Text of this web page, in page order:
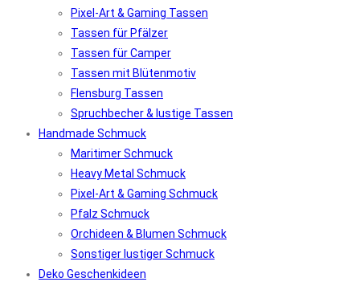
Pixel-Art & Gaming Tassen
Tassen für Pfälzer
Tassen für Camper
Tassen mit Blütenmotiv
Flensburg Tassen
Spruchbecher & lustige Tassen
Handmade Schmuck
Maritimer Schmuck
Heavy Metal Schmuck
Pixel-Art & Gaming Schmuck
Pfalz Schmuck
Orchideen & Blumen Schmuck
Sonstiger lustiger Schmuck
Deko Geschenkideen